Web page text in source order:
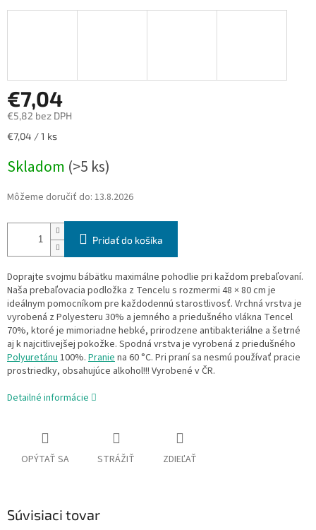
€7,04
€5,82 bez DPH
Jednotková
€7,04 / 1 ks
Skladom (>5 ks)
Môžeme doručiť do: 13.8.2026
Pridať do košíka
Doprajte svojmu bábätku maximálne pohodlie pri každom prebaľovaní.
Naša prebaľovacia podložka z Tencelu s rozmermi 48 × 80 cm je
ideálnym pomocníkom pre každodennú starostlivosť. Vrchná vrstva je
vyrobená z Polyesteru 30% a jemného a priedušného vlákna Tencel
70%, ktoré je mimoriadne hebké, prirodzene antibakteriálne a šetrné
aj k najcitlivejšej pokožke. Spodná vrstva je vyrobená z priedušného
Polyuretánu100%. Praniena 60 °C. Pri praní sa nesmú používať pracie
prostriedky, obsahujúce alkohol!!! Vyrobené v ČR.
Detailné informácie
OPÝTAŤ SA STRÁŽIŤ ZDIEĽAŤ
Súvisiaci tovar